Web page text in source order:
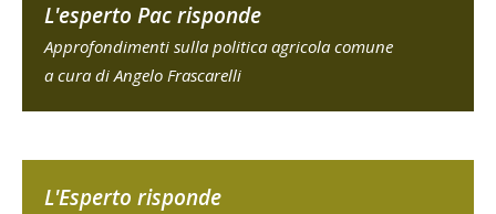
L'esperto Pac risponde
Approfondimenti sulla politica agricola comune
a cura di Angelo Frascarelli
L'Esperto risponde